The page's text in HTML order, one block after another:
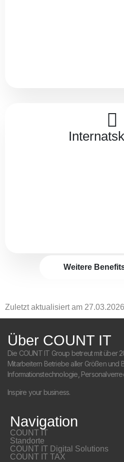
Weitere
Zuletzt aktualisiert am 27.03.2026
Über COUNT IT
Die COUNT IT Group betreut mit über
Mitarbeitern Betriebe aller Größen und
Informationstechnologie,
Inspire your business.
Navigation
COUNT IT
Standorte
COUNT IT Digital Solutions
COUNT IT TAX